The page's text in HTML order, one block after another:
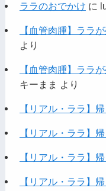
ララのおでかけ に
【血管肉腫】ララ
より
【血管肉腫】ララ
キーまま より
【リアル・ララ】
【リアル・ララ】
【リアル・ララ】
【リアル・ララ】